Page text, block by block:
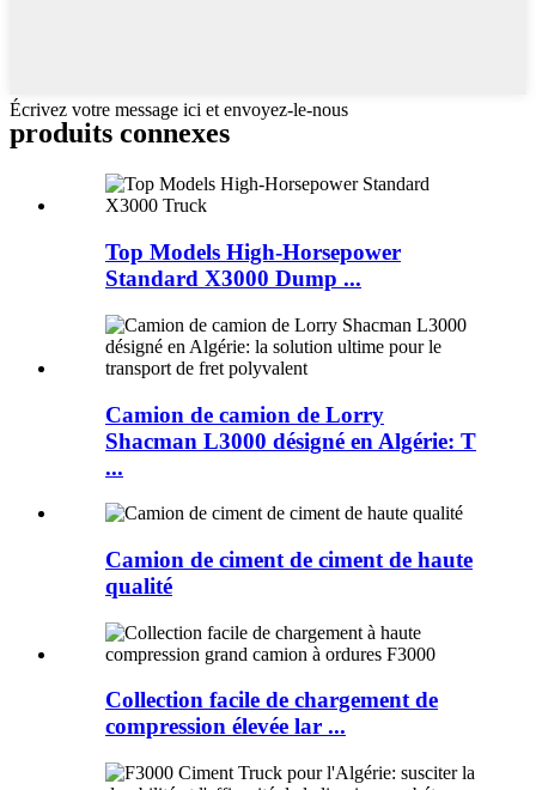
Écrivez votre message ici et envoyez-le-nous
produits connexes
Top Models High-Horsepower
Standard X3000 Dump ...
Camion de camion de Lorry
Shacman L3000 désigné en Algérie: T
...
Camion de ciment de ciment de haute
qualité
Collection facile de chargement de
compression élevée lar ...